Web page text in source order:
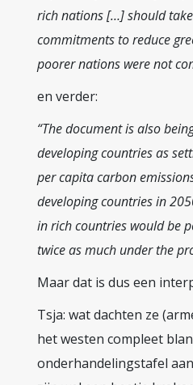
rich nations […] should
commitments to reduce
poorer nations were not
en verder:
“The document is also
developing countries as
per capita carbon
developing countries in
in rich countries would be
twice as much under the
Maar dat is dus een
Tsja: wat dachten ze
het westen compleet
onderhandelingstafel